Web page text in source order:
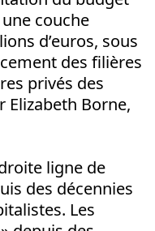
couche
d’euros, sous
des filières
privés des
Elizabeth Borne,
ligne de
des décennies
Les